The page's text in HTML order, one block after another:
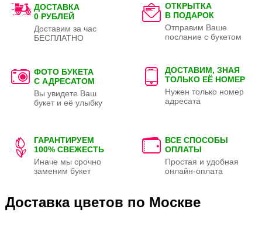
ДОСТАВКА
0 РУБЛЕЙ
Доставим за час
БЕСПЛАТНО
ОТКРЫТКА
В ПОДАРОК
Отправим Ваше
послание с букетом
ФОТО БУКЕТА
С АДРЕСАТОМ
Вы увидете Ваш
букет и её улыбку
ДОСТАВИМ, ЗНАЯ
ТОЛЬКО ЕЁ НОМЕР
Нужен только номер
адресата
ГАРАНТИРУЕМ
100% СВЕЖЕСТЬ
Иначе мы срочно
заменим букет
ВСЕ СПОСОБЫ
ОПЛАТЫ
Простая и удобная
онлайн-оплата
Доставка цветов по Москве